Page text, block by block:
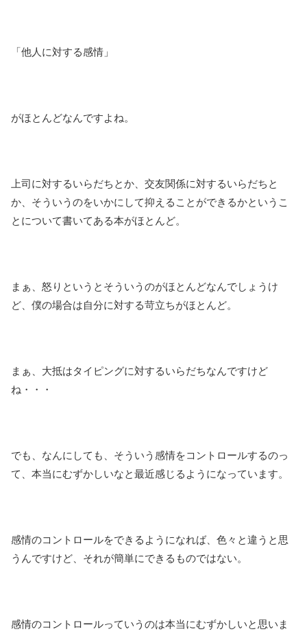
「他人に対する感情」
がほとんどなんですよね。
上司に対するいらだちとか、交友関係に対するいらだちと
か、そういうのをいかにして抑えることができるかというこ
とについて書いてある本がほとんど。
まぁ、怒りというとそういうのがほとんどなんでしょうけ
ど、僕の場合は自分に対する苛立ちがほとんど。
まぁ、大抵はタイピングに対するいらだちなんですけど
ね・・・
でも、なんにしても、そういう感情をコントロールするのっ
て、本当にむずかしいなと最近感じるようになっています。
感情のコントロールをできるようになれば、色々と違うと思
うんですけど、それが簡単にできるものではない。
感情のコントロールっていうのは本当にむずかしいと思いま